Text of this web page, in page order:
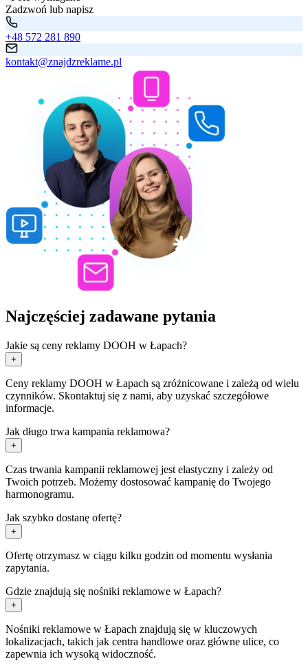
Zadzwoń lub napisz
+48 572 281 890
kontakt@znajdzreklame.pl
Najczęściej zadawane pytania
Jakie są ceny reklamy DOOH w Łapach?
+
Ceny reklamy DOOH w Łapach są zróżnicowane i zależą od wielu
czynników. Skontaktuj się z nami, aby uzyskać szczegółowe
informacje.
Jak długo trwa kampania reklamowa?
+
Czas trwania kampanii reklamowej jest elastyczny i zależy od
Twoich potrzeb. Możemy dostosować kampanię do Twojego
harmonogramu.
Jak szybko dostanę ofertę?
+
Ofertę otrzymasz w ciągu kilku godzin od momentu wysłania
zapytania.
Gdzie znajdują się nośniki reklamowe w Łapach?
+
Nośniki reklamowe w Łapach znajdują się w kluczowych
lokalizacjach, takich jak centra handlowe oraz główne ulice, co
zapewnia ich wysoką widoczność.